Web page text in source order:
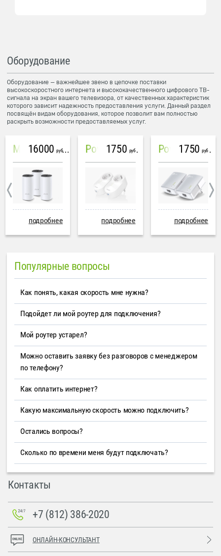
Оборудование
Оборудование — важнейшее звено в цепочке поставки
высокоскоростного интернета и высококачественного цифрового ТВ-
сигнала на экран вашего телевизора, от качественных характеристик
которого зависит надежность предоставления услуги. Данный раздел
посвящён видам оборудования, которое позволит вам полностью
раскрыть возможности предоставляемых услуг.
Mesh система TP-Link Deco M4 (3 устройства)
16000 руб
подробнее
PowerLine Tenda PH6
1750 руб
подробнее
PowerLine TP-Link AV600
1750 руб
подробнее
Популярные вопросы
Как понять, какая скорость мне нужна?
Подойдет ли мой роутер для подключения?
Мой роутер устарел?
Можно оставить заявку без разговоров с менеджером
по телефону?
Как оплатить интернет?
Какую максимальную скорость можно подключить?
Остались вопросы?
Сколько по времени меня будут подключать?
Контакты
+7 (812) 386-2020
ОНЛАЙН-КОНСУЛЬТАНТ